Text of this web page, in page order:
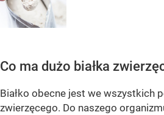
Co ma dużo białka
Białko obecne jest we wszystkich
zwierzęcego. Do naszego